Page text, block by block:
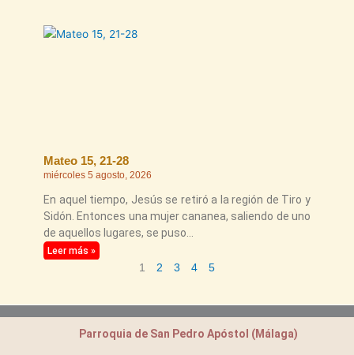
Mateo 15, 21-28
miércoles 5 agosto, 2026
En aquel tiempo, Jesús se retiró a la región de Tiro y
Sidón. Entonces una mujer cananea, saliendo de uno
de aquellos lugares, se puso
Leer más »
1 2 3 4 5
Parroquia de San Pedro Apóstol (Málaga)